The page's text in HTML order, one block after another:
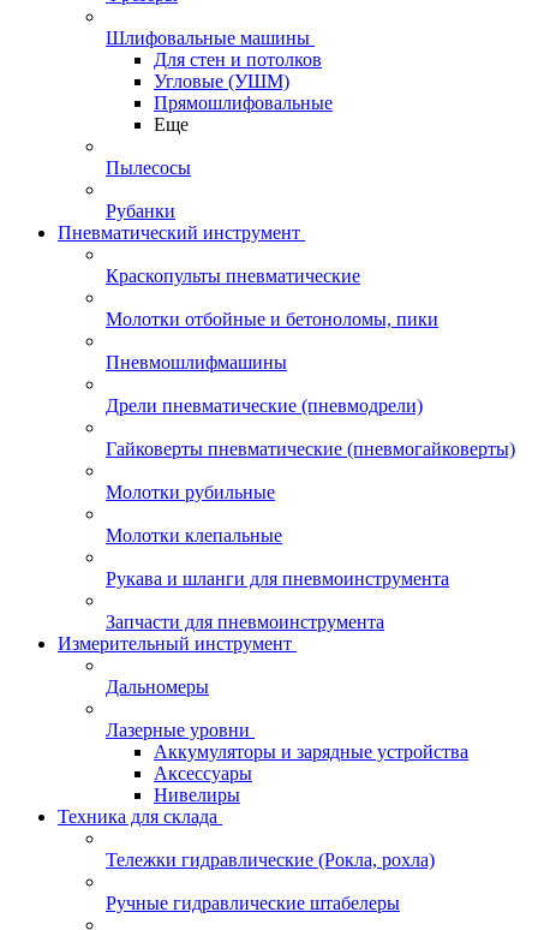
Шлифовальные машины
Для стен и потолков
Угловые (УШМ)
Прямошлифовальные
Еще
Пылесосы
Рубанки
Пневматический инструмент
Краскопульты пневматические
Молотки отбойные и бетоноломы, пики
Пневмошлифмашины
Дрели пневматические (пневмодрели)
Гайковерты пневматические (пневмогайковерты)
Молотки рубильные
Молотки клепальные
Рукава и шланги для пневмоинструмента
Запчасти для пневмоинструмента
Измерительный инструмент
Дальномеры
Лазерные уровни
Аккумуляторы и зарядные устройства
Аксессуары
Нивелиры
Техника для склада
Тележки гидравлические (Рокла, рохла)
Ручные гидравлические штабелеры